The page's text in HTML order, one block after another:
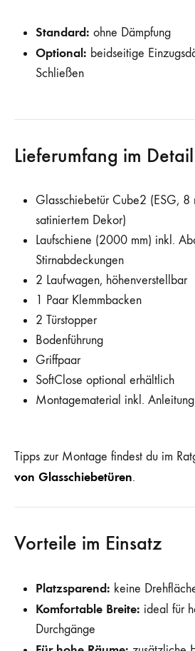
Standard: ohne Dämpfung
Optional: beidseitige
Schließen
Lieferumfang im Detail
Glasschiebetür Cube2 (ESG, 8
satiniertem Dekor)
Laufschiene (2000 mm) inkl.
Stirnabdeckungen
2 Laufwagen, höhenverstellbar
1 Paar Klemmbacken
2 Türstopper
Bodenführung
Griffpaar
SoftClose optional erhältlich
Montagematerial inkl. Anleitung
Tipps zur Montage findest du im
von Glasschiebetüren.
Vorteile im Einsatz
Platzsparend: keine
Komfortable Breite: ideal für
Durchgänge